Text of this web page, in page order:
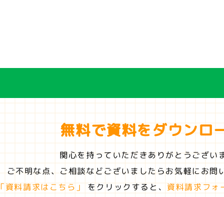
無料で資料をダウンロ
関心を持っていただきありがとうござい
ご不明な点、ご相談などございましたらお気軽にお問
「資料請求はこちら」
をクリックすると、 資料請求フォ